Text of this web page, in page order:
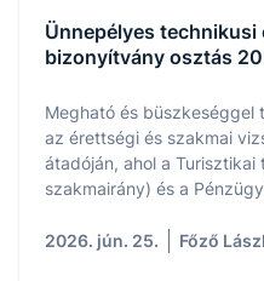
Ünnepélyes technikusi
bizonyítvány osztás
Megható és büszkeséggel
az érettségi és szakmai
átadóján, ahol a
szakmairány) és a
2026. jún. 25.
Főző